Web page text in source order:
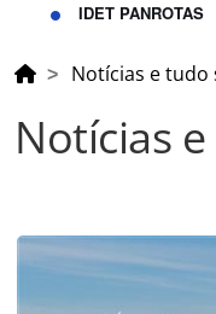
IDET PANROTAS
Notícias e tudo
Notícias